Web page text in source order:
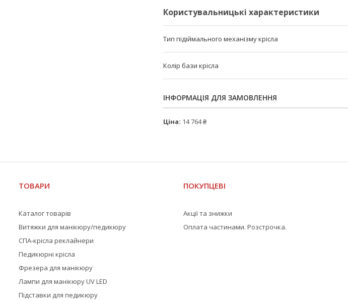
Користувальницькі характеристики
Тип підіймального механізму крісла
Колір бази крісла
ІНФОРМАЦІЯ ДЛЯ ЗАМОВЛЕННЯ
Ціна: 14 764 ₴
ТОВАРИ
Каталог товарів
Витяжки для манікюру/педикюру
СПА-крісла реклайнери
Педикюрні крісла
Фрезера для манікюру
Лампи для манікюру UV LED
Підставки для педикюру
ПОКУПЦЕВІ
Акції та знижки
Оплата частинами. Розстрочка.